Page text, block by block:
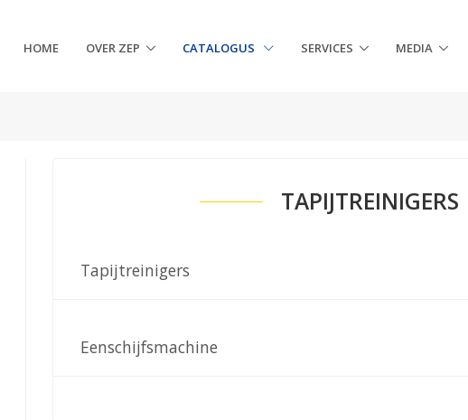
HOME OVER ZEP CATALOGUS SERVICES MEDIA
TAPIJTREINIGERS
Tapijtreinigers
Eenschijfsmachine